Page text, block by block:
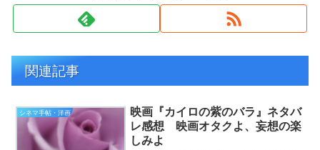
関連記事
シネマ手帖・洋画
映画『カイロの紫のバラ』ネタバ
レ感想 映画オタクよ、妄想の楽
しみよ